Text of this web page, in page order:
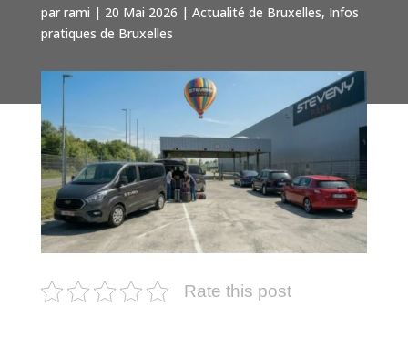
par rami | 20 Mai 2026 | Actualité de Bruxelles, Infos
pratiques de Bruxelles
Rate this post